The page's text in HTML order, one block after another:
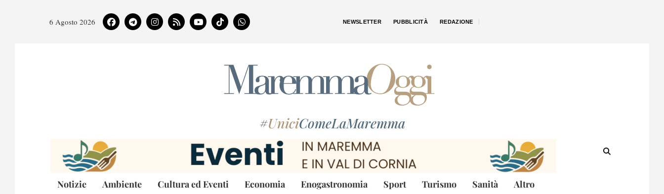
6 Agosto 2026 NEWSLETTER PUBBLICITÀ REDAZIONE
#UniciComeLaMaremma
Notizie Ambiente Cultura ed Eventi Economia Enogastronomia Sport Turismo Sanità Altro